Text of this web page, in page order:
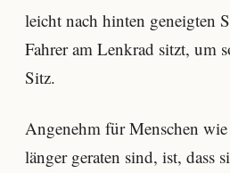
leicht nach hinten geneigten
Fahrer am Lenkrad sitzt, um
Sitz.
Angenehm für Menschen
länger geraten sind, ist, dass